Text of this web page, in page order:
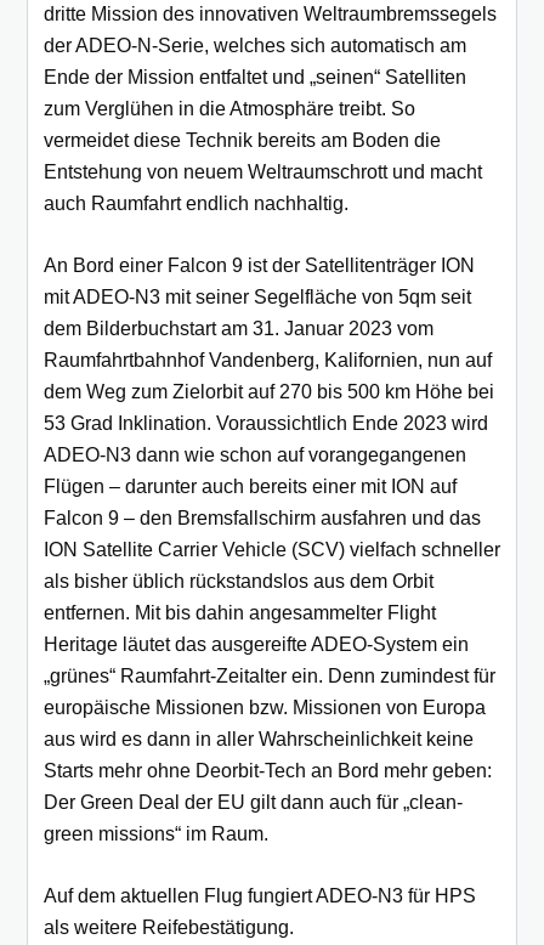
dritte Mission des innovativen Weltraumbremssegels
der ADEO-N-Serie, welches sich automatisch am
Ende der Mission entfaltet und „seinen“ Satelliten
zum Verglühen in die Atmosphäre treibt. So
vermeidet diese Technik bereits am Boden die
Entstehung von neuem Weltraumschrott und macht
auch Raumfahrt endlich nachhaltig.
An Bord einer Falcon 9 ist der Satellitenträger ION
mit ADEO-N3 mit seiner Segelfläche von 5qm seit
dem Bilderbuchstart am 31. Januar 2023 vom
Raumfahrtbahnhof Vandenberg, Kalifornien, nun auf
dem Weg zum Zielorbit auf 270 bis 500 km Höhe bei
53 Grad Inklination. Voraussichtlich Ende 2023 wird
ADEO-N3 dann wie schon auf vorangegangenen
Flügen – darunter auch bereits einer mit ION auf
Falcon 9 – den Bremsfallschirm ausfahren und das
ION Satellite Carrier Vehicle (SCV) vielfach schneller
als bisher üblich rückstandslos aus dem Orbit
entfernen. Mit bis dahin angesammelter Flight
Heritage läutet das ausgereifte ADEO-System ein
„grünes“ Raumfahrt-Zeitalter ein. Denn zumindest für
europäische Missionen bzw. Missionen von Europa
aus wird es dann in aller Wahrscheinlichkeit keine
Starts mehr ohne Deorbit-Tech an Bord mehr geben:
Der Green Deal der EU gilt dann auch für „clean-
green missions“ im Raum.
Auf dem aktuellen Flug fungiert ADEO-N3 für HPS
als weitere Reifebestätigung.